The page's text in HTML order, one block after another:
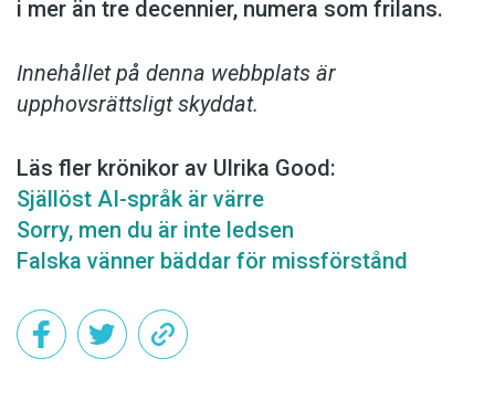
i mer än tre decennier, numera som frilans.
Innehållet på denna webbplats är
upphovsrättsligt skyddat.
Läs fler krönikor av Ulrika Good:
Själlöst AI-språk är värre
Sorry, men du är inte ledsen
Falska vänner bäddar för missförstånd